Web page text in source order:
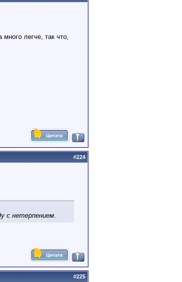
легче, так что,
#224
с нетерпением.
#225